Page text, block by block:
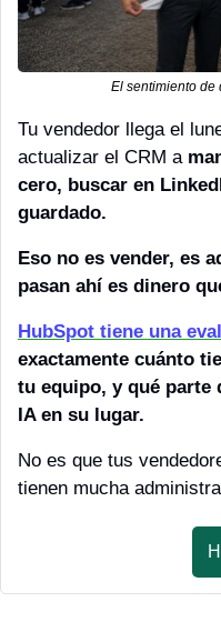
El sentimiento de
Tu vendedor llega el
actualizar el CRM a
cero, buscar en
guardado.
Eso no es vender, es
pasan ahí es dinero
HubSpot tiene una
exactamente cuánto
tu equipo, y qué parte
IA en su lugar.
No es que tus
tienen mucha